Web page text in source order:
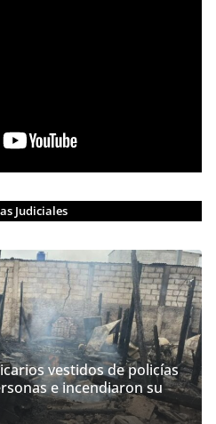
Judiciales
vestidos de policías
e incendiaron su